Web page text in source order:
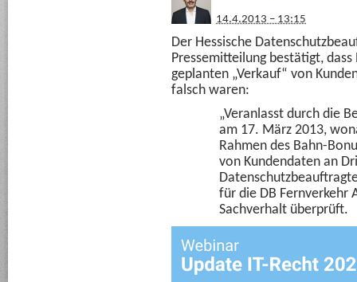
14.4.2013 – 13:15
Der Hessische
Pressemitteilung bestätigt,
geplanten „Verkauf“ von
falsch waren:
„Veranlasst durch die
am 17. März 2013,
Rahmen des Bahn-
von Kundendaten an
für die DB Fernverkehr
Sachverhalt überprüft.